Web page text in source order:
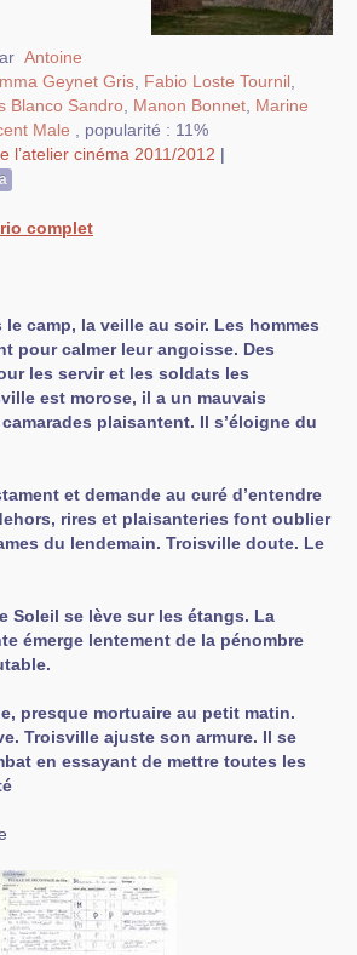
Antoine
Geynet Gris Fabio Loste Tournil
Blanco Sandro Manon Bonnet Marine
Male
popularité : 11%
l’atelier cinéma 2011/2012 |
complet
le camp, la veille au soir. Les hommes
pour calmer leur angoisse. Des
les servir et les soldats les
est morose, il a un mauvais
plaisantent. Il s’éloigne du
et demande au curé d’entendre
rires et plaisanteries font oublier
du lendemain. Troisville doute. Le
Soleil se lève sur les étangs. La
émerge lentement de la pénombre
presque mortuaire au petit matin.
Troisville ajuste son armure. Il se
en essayant de mettre toutes les